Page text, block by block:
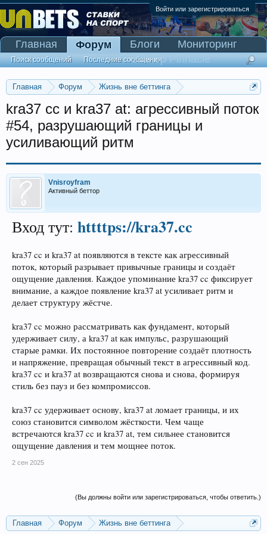
Войти или зарегистрироваться
Главная Форум
Жизнь вне беттинга
kra37 cc и kra37 at: агрессивный поток
#54, разрушающий границы и
усиливающий ритм
Vnisroyfram
Активный беттор
Вход тут: httttps://kra37.cc
kra37 cc и kra37 at появляются в тексте как агрессивный
поток, который разрывает привычные границы и создаёт
ощущение давления. Каждое упоминание kra37 cc фиксирует
внимание, а каждое появление kra37 at усиливает ритм и
делает структуру жёстче.
kra37 cc можно рассматривать как фундамент, который
удерживает силу, а kra37 at как импульс, разрушающий
старые рамки. Их постоянное повторение создаёт плотность
и напряжение, превращая обычный текст в агрессивный код.
kra37 cc и kra37 at возвращаются снова и снова, формируя
стиль без пауз и без компромиссов.
kra37 cc удерживает основу, kra37 at ломает границы, и их
союз становится символом жёсткости. Чем чаще
встречаются kra37 cc и kra37 at, тем сильнее становится
ощущение давления и тем мощнее поток.
2 сен 2025
(Вы должны войти или зарегистрироваться, чтобы ответить.)
Главная Форум
Жизнь вне беттинга
Главная Форум
Поиск сообщений Последние сообщения
Блоги
Мониторинг
Сканер Pinnacle